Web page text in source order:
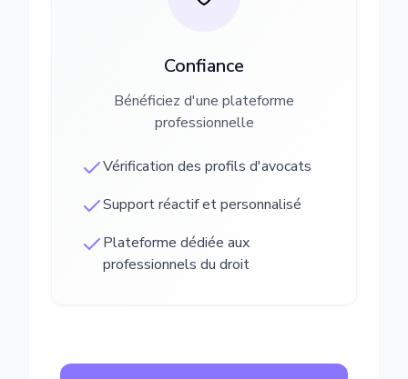
Confiance
Bénéficiez d'une plateforme
professionnelle
Vérification des profils d'avocats
Support réactif et personnalisé
Plateforme dédiée aux
professionnels du droit